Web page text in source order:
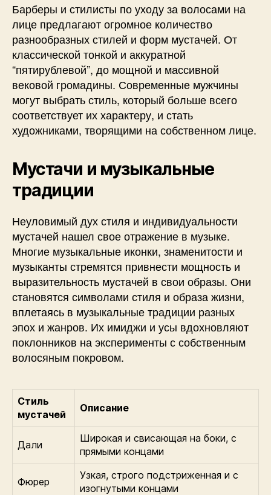
Барберы и стилисты по уходу за волосами на
лице предлагают огромное количество
разнообразных стилей и форм мустачей. От
классической тонкой и аккуратной
“пятирублевой”, до мощной и массивной
вековой громадины. Современные мужчины
могут выбрать стиль, который больше всего
соответствует их характеру, и стать
художниками, творящими на собственном лице.
Мустачи и музыкальные
традиции
Неуловимый дух стиля и индивидуальности
мустачей нашел свое отражение в музыке.
Многие музыкальные иконки, знаменитости и
музыканты стремятся привнести мощность и
выразительность мустачей в свои образы. Они
становятся символами стиля и образа жизни,
вплетаясь в музыкальные традиции разных
эпох и жанров. Их имиджи и усы вдохновляют
поклонников на эксперименты с собственным
волосяным покровом.
Стиль
мустачей
Описание
Дали
Широкая и свисающая на боки, с
прямыми концами
Фюрер
Узкая, строго подстриженная и с
изогнутыми концами